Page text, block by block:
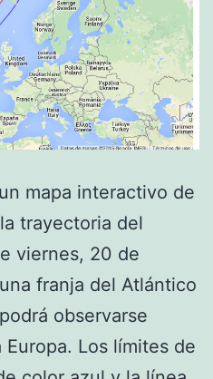
mapa interactivo de
trayectoria del
viernes, 20 de
franja del Atlántico
observarse
Los límites de